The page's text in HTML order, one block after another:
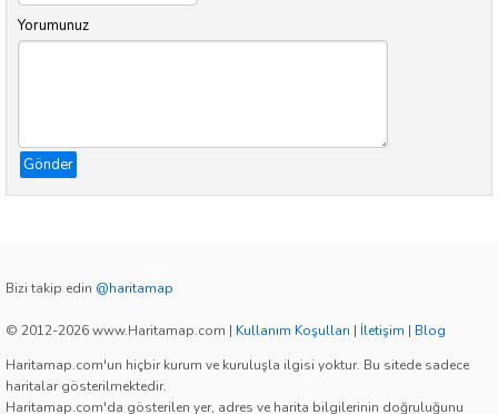
Yorumunuz
Gönder
Bizi takip edin @haritamap
© 2012-2026 www.Haritamap.com | Kullanım Koşulları | İletişim | Blog
Haritamap.com'un hiçbir kurum ve kuruluşla ilgisi yoktur. Bu sitede sadece
haritalar gösterilmektedir.
Haritamap.com'da gösterilen yer, adres ve harita bilgilerinin doğruluğunu